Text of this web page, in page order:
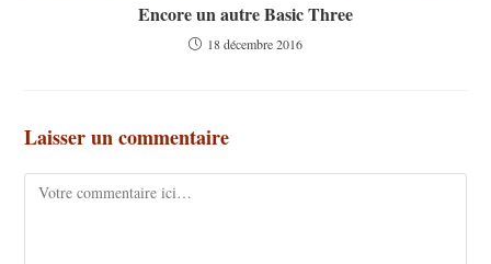
Encore un autre Basic Three
18 décembre 2016
Laisser un commentaire